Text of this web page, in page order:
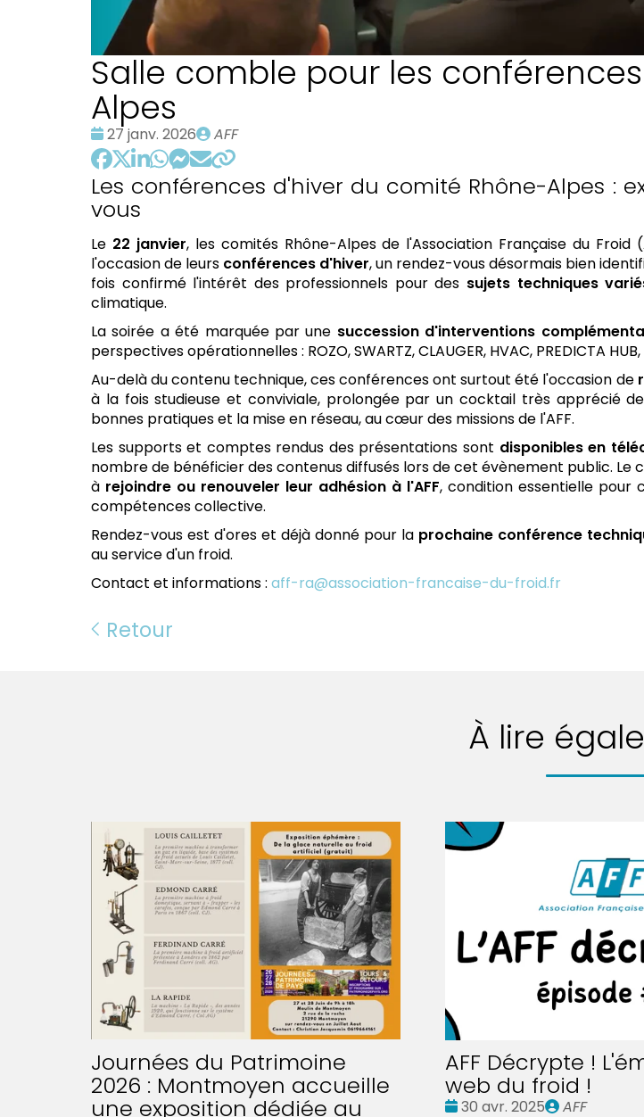
Salle comble pour les
Alpes
Date
:
27 janv. 2026
Publié
par
AFF
Les conférences d'hiver du comité Rhône-Alpes :
vous
Le 22 janvier, les comités Rhône-Alpes de l'Association Française du
l'occasion de leurs conférences d'hiver, un rendez-vous désormais bien
fois confirmé l'intérêt des professionnels pour des sujets techniques
climatique.
La soirée a été marquée par une succession d'interventions
perspectives opérationnelles : ROZO, SWARTZ, CLAUGER, HVAC, PREDICTA HUB,
Au-delà du contenu technique, ces conférences ont surtout été l'occasion de
à la fois studieuse et conviviale, prolongée par un cocktail très apprécié
bonnes pratiques et la mise en réseau, au cœur des missions de l'AFF.
Les supports et comptes rendus des présentations sont disponibles en
nombre de bénéficier des contenus diffusés lors de cet évènement public.
à rejoindre ou renouveler leur adhésion à l'AFF, condition essentielle
compétences collective.
Rendez-vous est d'ores et déjà donné pour la prochaine conférence
au service d'un froid.
Contact et informations : aff-ra@association-francaise-du-froid.fr
Retour
À lire
Journées du Patrimoine
2026 : Montmoyen accueille
une exposition dédiée au
AFF Décrypte !
web du froid !
Date
30 avr. 2025
Publié
AFF